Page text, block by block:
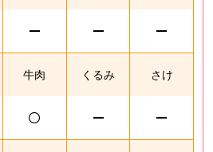
牛肉 くるみ さけ